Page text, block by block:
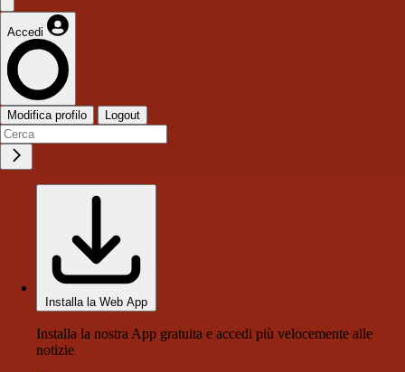
Accedi
Modifica profilo Logout
Installa la Web App
Installa la nostra App gratuita e accedi più velocemente alle
notizie